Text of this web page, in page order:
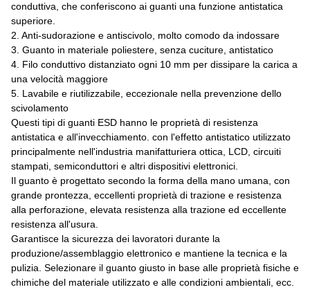
conduttiva, che conferiscono ai guanti una funzione antistatica
superiore.
2. Anti-sudorazione e antiscivolo, molto comodo da indossare
3. Guanto in materiale poliestere, senza cuciture, antistatico
4. Filo conduttivo distanziato ogni 10 mm per dissipare la carica a
una velocità maggiore
5. Lavabile e riutilizzabile, eccezionale nella prevenzione dello
scivolamento
Questi tipi di guanti ESD hanno le proprietà di resistenza
antistatica e all'invecchiamento. con l'effetto antistatico utilizzato
principalmente nell'industria manifatturiera ottica, LCD, circuiti
stampati, semiconduttori e altri dispositivi elettronici.
Il guanto è progettato secondo la forma della mano umana, con
grande prontezza, eccellenti proprietà di trazione e resistenza
alla perforazione, elevata resistenza alla trazione ed eccellente
resistenza all'usura.
Garantisce la sicurezza dei lavoratori durante la
produzione/assemblaggio elettronico e mantiene la tecnica e la
pulizia. Selezionare il guanto giusto in base alle proprietà fisiche e
chimiche del materiale utilizzato e alle condizioni ambientali, ecc.